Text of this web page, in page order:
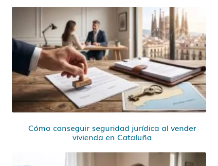
Cómo conseguir seguridad jurídica al vender
vivienda en Cataluña